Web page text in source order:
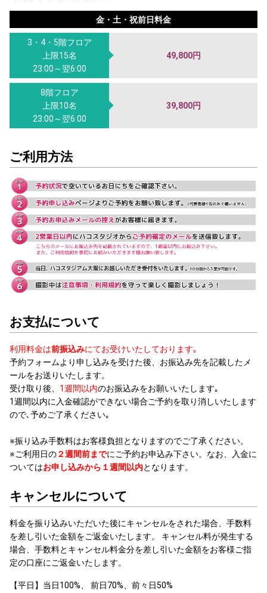
金・土・祝前日料金
3・4・5階フロア
上限15名
23:00～翌6:00
49,800円
8階フロア
上限10名
23:00～翌6:00
39,800円
ご利用方法
お支払について
利用料金は前振込みにてお受けいたしております｡
予約フォームより申し込みを受けた後、お振込み先を記載したメ
ールをお送りいたします。
受け取り後、 1週間以内のお振込みをお願いいたします｡
1週間以内に入金確認ができない場合ご予約を取り消しいたします
ので､予めご了承ください｡
※振り込み手数料はお客様負担となりますのでご了承ください。
※ご利用日の２週間前までにご予約お申込み下さい。なお、入金に
ついてはお申し込みから１週間以内となります。
キャンセルについて
料金を振り込みいただいた後にキャンセルをされた場合、手数料
を差し引いた金額をご返金いたします。 キャンセル料が発生する
場合、手数料とキャンセル料金分を差し引いた金額をお客様ご指
定の口座にご返金いたします。
【平日】当日100%、 前日70%、前々日50%